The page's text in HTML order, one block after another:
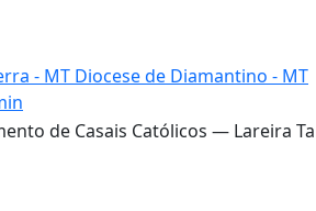
- MT Diocese de Diamantino - MT